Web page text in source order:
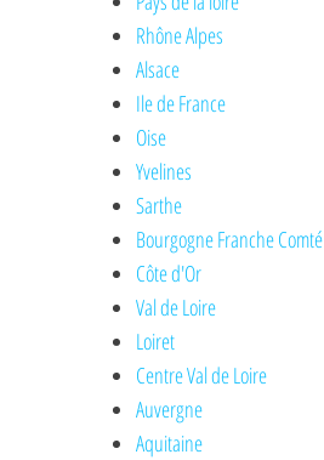
Rhône Alpes
Alsace
Ile de France
Oise
Yvelines
Sarthe
Bourgogne Franche Comté
Côte d'Or
Val de Loire
Loiret
Centre Val de Loire
Auvergne
Aquitaine